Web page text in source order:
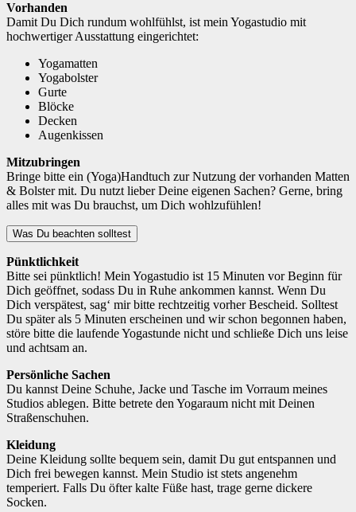
Vorhanden
Damit Du Dich rundum wohlfühlst, ist mein Yogastudio mit
hochwertiger Ausstattung eingerichtet:
Yogamatten
Yogabolster
Gurte
Blöcke
Decken
Augenkissen
Mitzubringen
Bringe bitte ein (Yoga)Handtuch zur Nutzung der vorhanden Matten
& Bolster mit. Du nutzt lieber Deine eigenen Sachen? Gerne, bring
alles mit was Du brauchst, um Dich wohlzufühlen!
Was Du beachten solltest
Pünktlichkeit
Bitte sei pünktlich! Mein Yogastudio ist 15 Minuten vor Beginn für
Dich geöffnet, sodass Du in Ruhe ankommen kannst. Wenn Du
Dich verspätest, sag‘ mir bitte rechtzeitig vorher Bescheid. Solltest
Du später als 5 Minuten erscheinen und wir schon begonnen haben,
störe bitte die laufende Yogastunde nicht und schließe Dich uns leise
und achtsam an.
Persönliche Sachen
Du kannst Deine Schuhe, Jacke und Tasche im Vorraum meines
Studios ablegen. Bitte betrete den Yogaraum nicht mit Deinen
Straßenschuhen.
Kleidung
Deine Kleidung sollte bequem sein, damit Du gut entspannen und
Dich frei bewegen kannst. Mein Studio ist stets angenehm
temperiert. Falls Du öfter kalte Füße hast, trage gerne dickere
Socken.